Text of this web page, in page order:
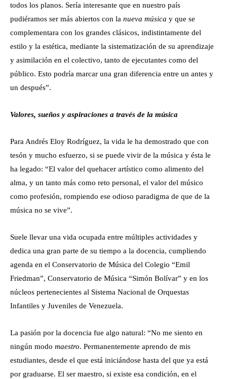
todos los planos. Sería interesante que en nuestro país
pudiéramos ser más abiertos con la nueva música y que se
complementara con los grandes clásicos, indistintamente del
estilo y la estética, mediante la sistematización de su aprendizaje
y asimilación en el colectivo, tanto de ejecutantes como del
público. Esto podría marcar una gran diferencia entre un antes y
un después”.
Valores, sueños y aspiraciones a través de la música
Para Andrés Eloy Rodríguez, la vida le ha demostrado que con
tesón y mucho esfuerzo, si se puede vivir de la música y ésta le
ha legado: “El valor del quehacer artístico como alimento del
alma, y un tanto más como reto personal, el valor del músico
como profesión, rompiendo ese odioso paradigma de que de la
música no se vive”.
Suele llevar una vida ocupada entre múltiples actividades y
dedica una gran parte de su tiempo a la docencia, cumpliendo
agenda en el Conservatorio de Música del Colegio “Emil
Friedman”, Conservatorio de Música “Simón Bolívar” y en los
núcleos pertenecientes al Sistema Nacional de Orquestas
Infantiles y Juveniles de Venezuela.
La pasión por la docencia fue algo natural: “No me siento en
ningún modo maestro. Permanentemente aprendo de mis
estudiantes, desde el que está iniciándose hasta del que ya está
por graduarse. El ser maestro, si existe esa condición, en el